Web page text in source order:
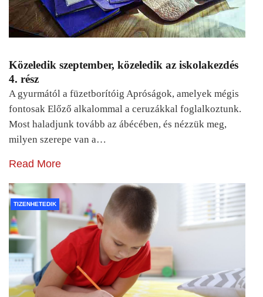
Közeledik szeptember, közeledik az iskolakezdés
4. rész
A gyurmától a füzetborítóig Apróságok, amelyek mégis
fontosak Előző alkalommal a ceruzákkal foglalkoztunk.
Most haladjunk tovább az ábécében, és nézzük meg,
milyen szerepe van a…
Read More
TIZENHETEDIK